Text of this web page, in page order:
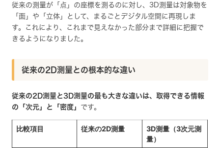
従来の測量が「点」の座標を測るのに対し、3D測量は対象物を
「面」や「立体」として、まるごとデジタル空間に再現しま
す。これにより、これまで見えなかった部分まで詳細に把握で
きるようになりました。
従来の2D測量との根本的な違い
従来の2D測量と3D測量の最も大きな違いは、取得できる情報
の「次元」と「密度」 です。
比較項目 従来の2D測量
3D測量（3次元測
量）